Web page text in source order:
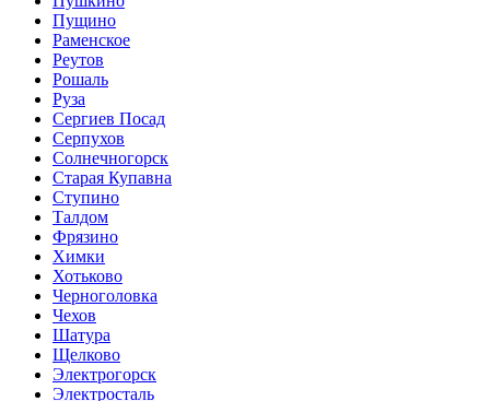
Пущино
Раменское
Реутов
Рошаль
Руза
Сергиев Посад
Серпухов
Солнечногорск
Старая Купавна
Ступино
Талдом
Фрязино
Химки
Хотьково
Черноголовка
Чехов
Шатура
Щелково
Электрогорск
Электросталь